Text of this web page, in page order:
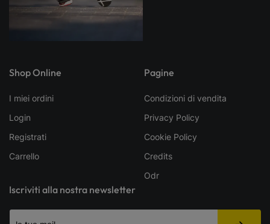
Shop Online
I miei ordini
Login
Registrati
Carrello
Pagine
Condizioni di vendita
Privacy Policy
Cookie Policy
Credits
Odr
Iscriviti alla nostra newsletter